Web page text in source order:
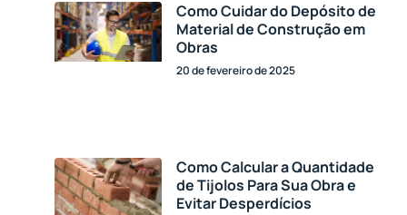
Como Cuidar do Depósito de
Material de Construção em
Obras
20 de fevereiro de 2025
Como Calcular a Quantidade
de Tijolos Para Sua Obra e
Evitar Desperdícios